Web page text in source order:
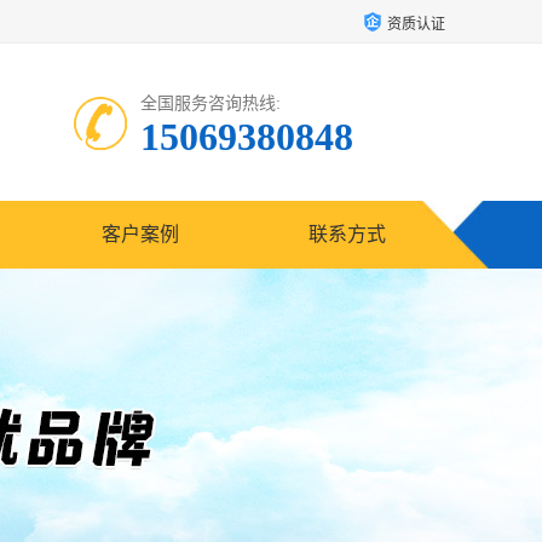
资质认证
全国服务咨询热线:
15069380848
客户案例 联系方式